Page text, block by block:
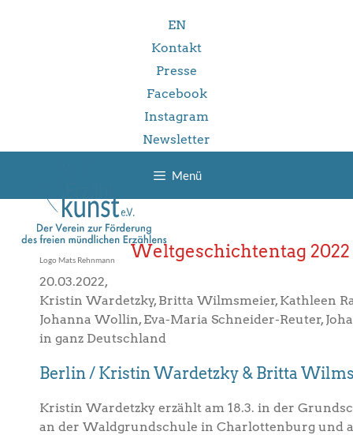
EN
Kontakt
Presse
Facebook
Instagram
Newsletter
Menü
Logo Mats Rehnmann Weltgeschichtentag
20.03.2022,
Kristin Wardetzky, Britta Wilmsmeier, Kathleen
Johanna Wollin, Eva-Maria Schneider-Reuter,
in ganz Deutschland
Berlin / Kristin Wardetzky & Britta
Kristin Wardetzky erzählt am 18.3. in der
an der Waldgrundschule in Charlottenburg und